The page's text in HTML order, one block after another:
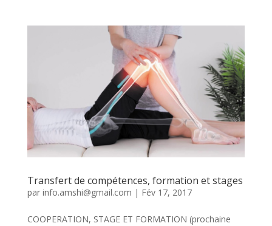
Transfert de compétences, formation et stages
par info.amshi@gmail.com | Fév 17, 2017
COOPERATION, STAGE ET FORMATION (prochaine